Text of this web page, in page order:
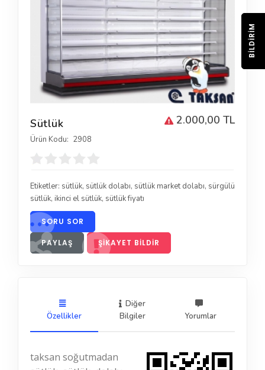
2.000,00 TL
Sütlük
Ürün Kodu: 2908
Etiketler: sütlük, sütlük dolabı, sütlük market dolabı, sürgülü
sütlük, ikinci el sütlük, sütlük fiyatı
SORU SOR
PAYLAŞ ŞIKAYET BILDIR
Özellikler
Diğer
Bilgiler
Yorumlar
taksan soğutmadan
BILDIRIM